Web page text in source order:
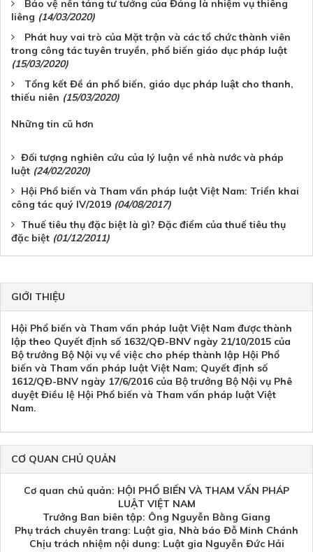
Bảo vệ nền tảng tư tưởng của Đảng là nhiệm vụ thiêng
liêng (14/03/2020)
Phát huy vai trò của Mặt trận và các tổ chức thành viên
trong công tác tuyên truyền, phổ biến giáo dục pháp luật
(15/03/2020)
Tổng kết Đề án phổ biến, giáo dục pháp luật cho thanh,
thiếu niên (15/03/2020)
Những tin cũ hơn
Đối tượng nghiên cứu của lý luận về nhà nước và pháp
luật (24/02/2020)
Hội Phổ biến và Tham vấn pháp luật Việt Nam: Triển khai
công tác quý IV/2019 (04/08/2017)
Thuế tiêu thụ đặc biệt là gì? Đặc điểm của thuế tiêu thụ
đặc biệt (01/12/2011)
GIỚI THIỆU
Hội Phổ biến và Tham vấn pháp luật Việt Nam được thành
lập theo Quyết định số 1632/QĐ-BNV ngày 21/10/2015 của
Bộ trưởng Bộ Nội vụ về việc cho phép thành lập Hội Phổ
biến và Tham vấn pháp luật Việt Nam; Quyết định số
1612/QĐ-BNV ngày 17/6/2016 của Bộ trưởng Bộ Nội vụ Phê
duyệt Điều lệ Hội Phổ biến và Tham vấn pháp luật Việt
Nam.
CƠ QUAN CHỦ QUẢN
Cơ quan chủ quản: HỘI PHỔ BIẾN VÀ THAM VẤN PHÁP
LUẬT VIỆT NAM
Trưởng Ban biên tập: Ông Nguyễn Bằng Giang
Phụ trách chuyên trang: Luật gia, Nhà báo Đỗ Minh Chánh
Chịu trách nhiệm nội dung: Luật gia Nguyễn Đức Hải